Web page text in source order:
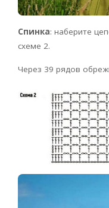
Спинка: наберите
схеме 2.
Через 39 рядов